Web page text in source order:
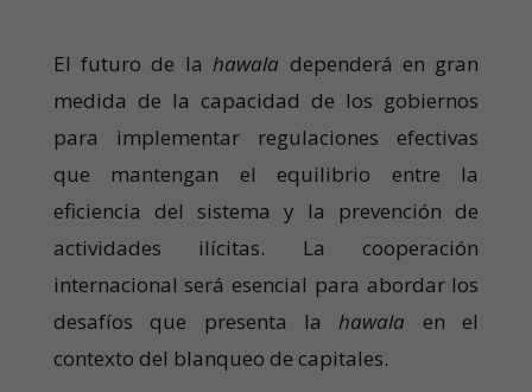
El futuro de lahawala dependerá en gran
medida de la capacidad de los gobiernos
para implementar regulaciones efectivas
que mantengan el equilibrio entre la
eficiencia del sistema y la prevención de
actividades ilícitas. La cooperación
internacional será esencial para abordar los
desafíos que presenta lahawala en el
contexto del blanqueo de capitales.